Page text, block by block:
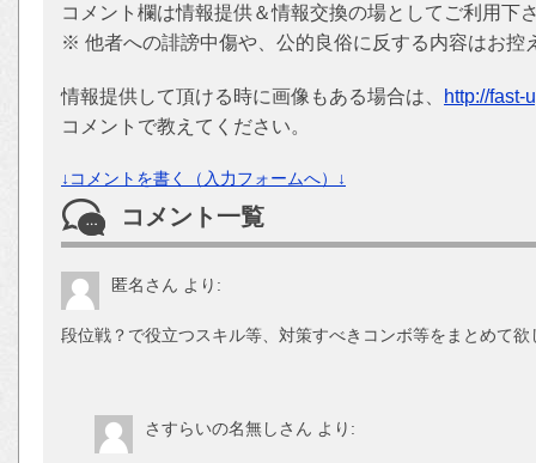
コメント欄は情報提供＆情報交換の場としてご利用下
※ 他者への誹謗中傷や、公的良俗に反する内容はお控
情報提供して頂ける時に画像もある場合は、
http://fast-
コメントで教えてください。
↓コメントを書く（入力フォームへ）↓
コメント一覧
匿名さん より:
段位戦？で役立つスキル等、対策すべきコンボ等をまとめて欲
さすらいの名無しさん より: